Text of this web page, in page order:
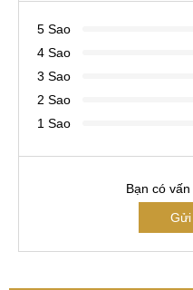
5 Sao
4 Sao
3 Sao
2 Sao
1 Sao
Bạn có